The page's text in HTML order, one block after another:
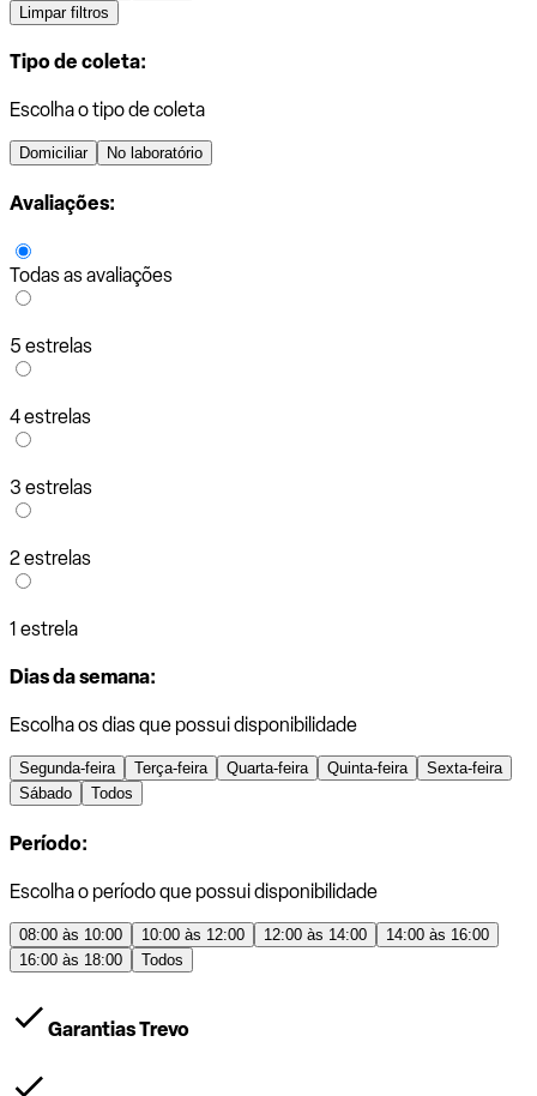
Limpar filtros
Tipo de coleta:
Escolha o tipo de coleta
Domiciliar No laboratório
Avaliações:
Todas as avaliações
5 estrelas
4 estrelas
3 estrelas
2 estrelas
1 estrela
Dias da semana:
Escolha os dias que possui disponibilidade
Segunda-feira Terça-feira Quarta-feira Quinta-feira
Sexta-feira
Sábado
Todos
Período:
Escolha o período que possui disponibilidade
08:00 às 10:00 10:00 às 12:00 12:00 às 14:00
14:00 às 16:00
16:00 às 18:00
Todos
Garantias Trevo